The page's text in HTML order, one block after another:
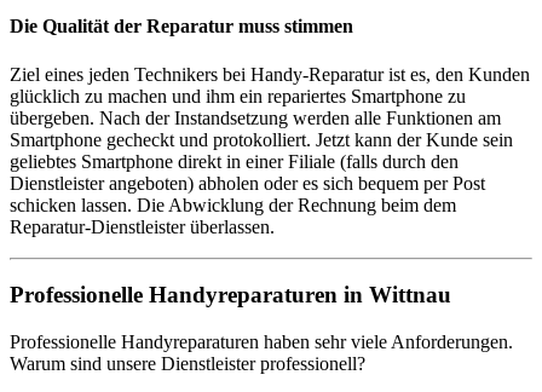
Die Qualität der Reparatur muss stimmen
Ziel eines jeden Technikers bei Handy-Reparatur ist es, den Kunden
glücklich zu machen und ihm ein repariertes Smartphone zu
übergeben. Nach der Instandsetzung werden alle Funktionen am
Smartphone gecheckt und protokolliert. Jetzt kann der Kunde sein
geliebtes Smartphone direkt in einer Filiale (falls durch den
Dienstleister angeboten) abholen oder es sich bequem per Post
schicken lassen. Die Abwicklung der Rechnung beim dem
Reparatur-Dienstleister überlassen.
Professionelle Handyreparaturen in Wittnau
Professionelle Handyreparaturen haben sehr viele Anforderungen.
Warum sind unsere Dienstleister professionell?